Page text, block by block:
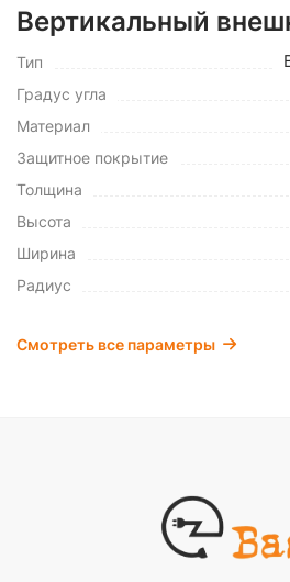
Вертикальный
Тип
Градус угла
Материал
Защитное покрытие
Толщина
Высота
Ширина
Радиус
Смотреть все параметры